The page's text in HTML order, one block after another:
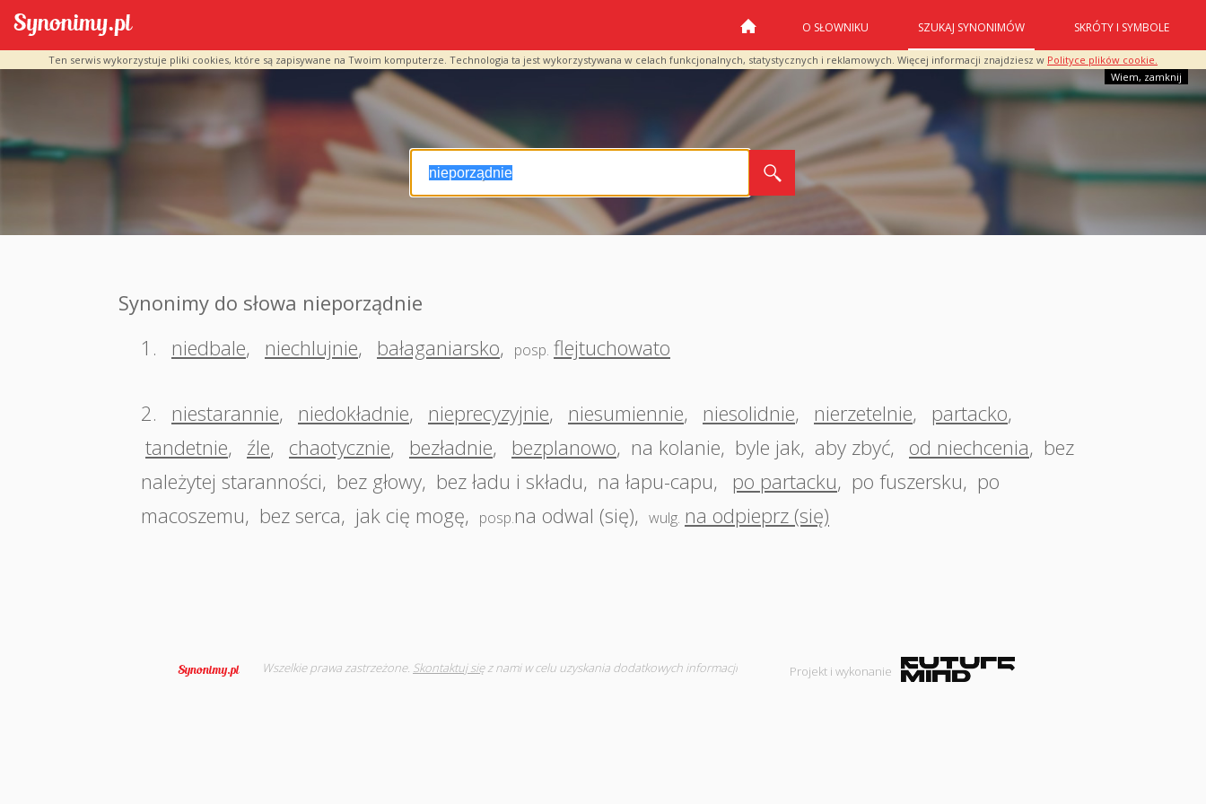
Ten serwis wykorzystuje pliki cookies, które są zapisywane na Twoim komputerze. Technologia ta jest wykorzystywana w celach funkcjonalnych, statystycznych i reklamowych. Więcej informacji znajdziesz w Polityce plików cookie.
Wiem, zamknij
O SŁOWNIKU SZUKAJ SYNONIMÓW SKRÓTY I SYMBOLE
Synonimy do słowa nieporządnie
1.
niedbale, niechlujnie, bałaganiarsko, posp. flejtuchowato
2. niestarannie, niedokładnie, nieprecyzyjnie, niesumiennie, niesolidnie, nierzetelnie, partacko,
tandetnie, źle, chaotycznie, bezładnie, bezplanowo, na kolanie, byle jak, aby zbyć, od niechcenia, bez
należytej staranności, bez głowy, bez ładu i składu, na łapu-capu, po partacku, po fuszersku, po
macoszemu, bez serca, jak cię mogę, posp.na odwal (się), wulg. na odpieprz (się)
Wszelkie prawa zastrzeżone. Skontaktuj sięz nami w celu uzyskania dodatkowych informacji Projekt i wykonanie